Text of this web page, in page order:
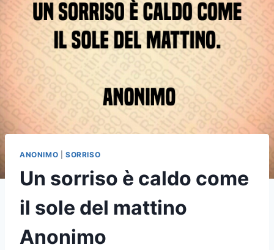
ANONIMO SORRISO
Un sorriso è caldo come
il sole del mattino
Anonimo